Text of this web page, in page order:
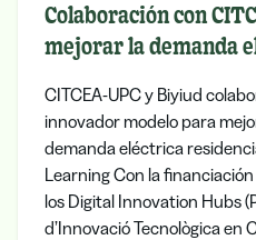
Colaboración con
mejorar la demanda
CITCEA-UPC y Biyiud
innovador modelo para
demanda eléctrica
Learning Con la
los Digital Innovation Hubs
d’Innovació Tecnològica en